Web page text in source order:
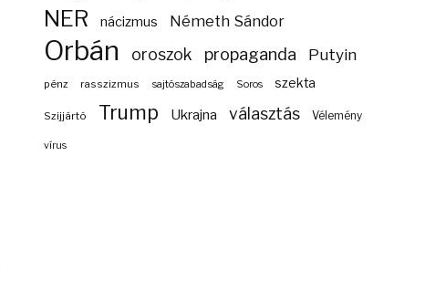
NER nácizmus Németh Sándor
Orbán oroszok propaganda Putyin
pénz rasszizmus sajtószabadság Soros szekta
Szijjártó Trump Ukrajna választás Vélemény
vírus